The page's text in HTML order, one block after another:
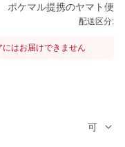
ポケマル提携のヤマト便
配送区分:
はお届けできません
可